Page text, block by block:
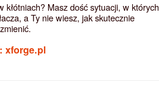
kłótniach? Masz dość sytuacji, w których
a Ty nie wiesz, jak skutecznie
xforge.pl